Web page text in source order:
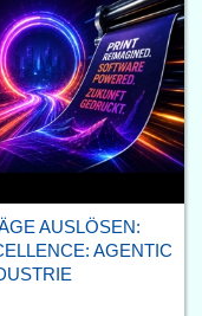
AUSLÖSEN:
AGENTIC